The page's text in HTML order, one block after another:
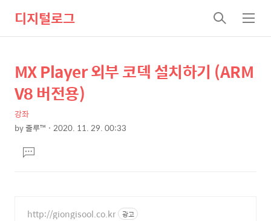
디지털로그
검
색
메
뉴
상
세
컨
텐
본
문
제
목
MX Player 외부 코덱 설치하기 (ARM
V8 버전용)
강좌
by줄루™ 2020. 11. 29. 00:33
문댓
글
http://giongisool.co.kr 광고